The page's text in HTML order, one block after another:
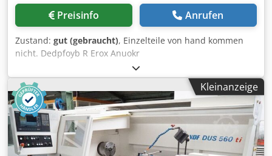
Preisinfo Anrufen
Zustand: gut (gebraucht), Einzelteile von hand kommen
nicht. Dedpfoyb R Erox Anuokr
Kleinanzeige